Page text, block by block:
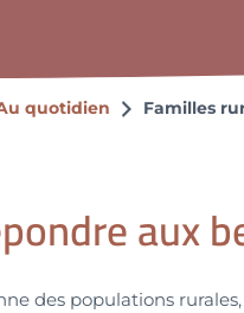
quotidien Familles
aux
des populations